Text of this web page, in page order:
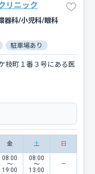
リニック
器科/小児科/眼科
駐車場あり
枝町１番３号にある医
金 土 日
08:00
〜
19:00
08:00
〜
13:00